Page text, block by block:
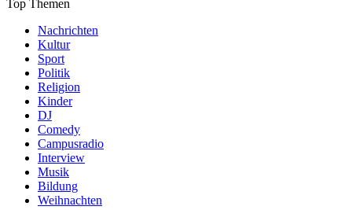
Top Themen
Nachrichten
Kultur
Sport
Politik
Religion
Kinder
DJ
Comedy
Campusradio
Interview
Musik
Bildung
Weihnachten